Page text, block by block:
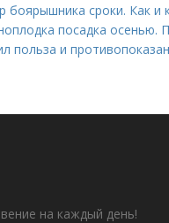
боярышника сроки. Как и
посадка осенью.
польза и
на каждый день!